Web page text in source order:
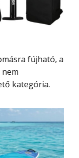
kategória.